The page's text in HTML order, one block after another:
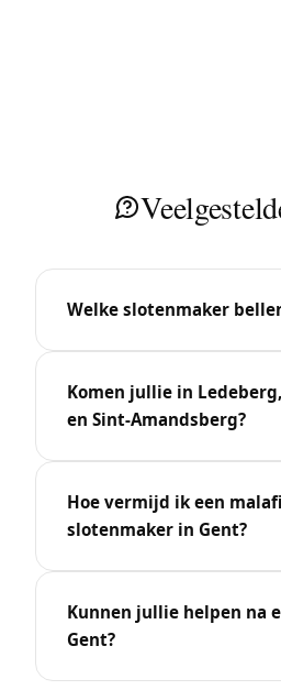
Welke slotenmaker
Komen jullie in
en Sint-Amandsberg?
Hoe vermijd ik een
slotenmaker in Gent?
Kunnen jullie helpen na
Gent?